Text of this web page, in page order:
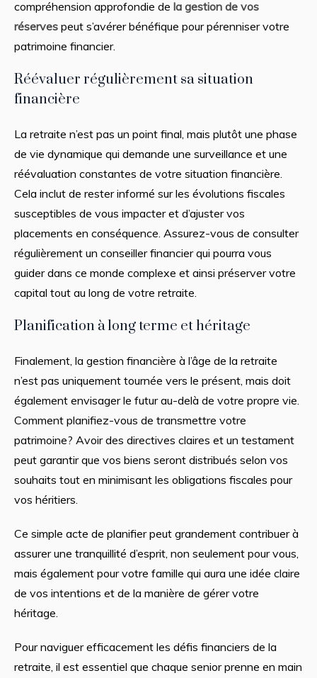
compréhension approfondie de la gestion de vos
réserves peut s’avérer bénéfique pour pérenniser votre
patrimoine financier.
Réévaluer régulièrement sa situation
financière
La retraite n’est pas un point final, mais plutôt une phase
de vie dynamique qui demande une surveillance et une
réévaluation constantes de votre situation financière.
Cela inclut de rester informé sur les évolutions fiscales
susceptibles de vous impacter et d’ajuster vos
placements en conséquence. Assurez-vous de consulter
régulièrement un conseiller financier qui pourra vous
guider dans ce monde complexe et ainsi préserver votre
capital tout au long de votre retraite.
Planification à long terme et héritage
Finalement, la gestion financière à l’âge de la retraite
n’est pas uniquement tournée vers le présent, mais doit
également envisager le futur au-delà de votre propre vie.
Comment planifiez-vous de transmettre votre
patrimoine? Avoir des directives claires et un testament
peut garantir que vos biens seront distribués selon vos
souhaits tout en minimisant les obligations fiscales pour
vos héritiers.
Ce simple acte de planifier peut grandement contribuer à
assurer une tranquillité d’esprit, non seulement pour vous,
mais également pour votre famille qui aura une idée claire
de vos intentions et de la manière de gérer votre
héritage.
Pour naviguer efficacement les défis financiers de la
retraite, il est essentiel que chaque senior prenne en main